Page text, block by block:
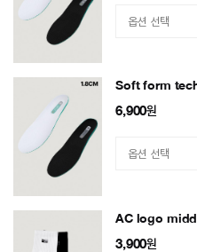
Soft form
6,900원
AC logo
3,900원